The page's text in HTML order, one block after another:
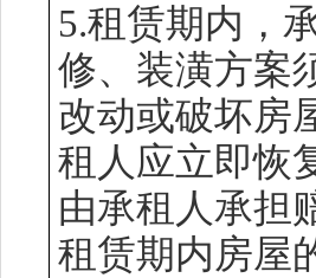
5.租赁期内，
修、装潢方案
改动或破坏房
租人应立即恢
由承租人承担
租赁期内房屋